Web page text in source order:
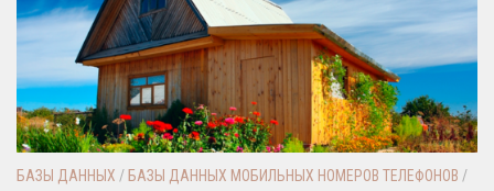
БАЗЫ ДАННЫХ / БАЗЫ ДАННЫХ МОБИЛЬНЫХ НОМЕРОВ ТЕЛЕФОНОВ /